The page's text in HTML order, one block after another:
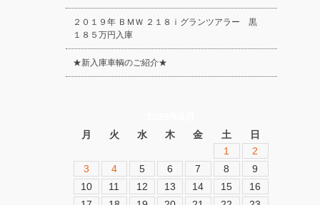
２０１９年 ＢＭＷ ２１８ｉグランツアラー 黒
１８５万円入庫
★新入庫車輌のご紹介★
月
火 水 木 金 土
日
1
2
3
4 5 6 7 8
9
10
11 12 13 14 15
16